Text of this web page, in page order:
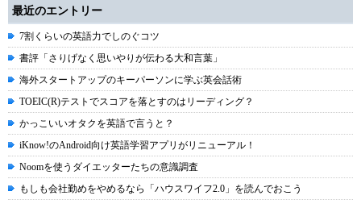
最近のエントリー
7割くらいの英語力でしのぐコツ
書評「さりげなく思いやりが伝わる大和言葉」
海外スタートアップのキーパーソンに学ぶ英会話術
TOEIC(R)テストでスコアを落とすのはリーディング？
かっこいいオタクを英語で言うと？
iKnow!のAndroid向け英語学習アプリがリニューアル！
Noomを使うダイエッターたちの意識調査
もしも会社勤めをやめるなら「ハウスワイフ2.0」を読んでおこう